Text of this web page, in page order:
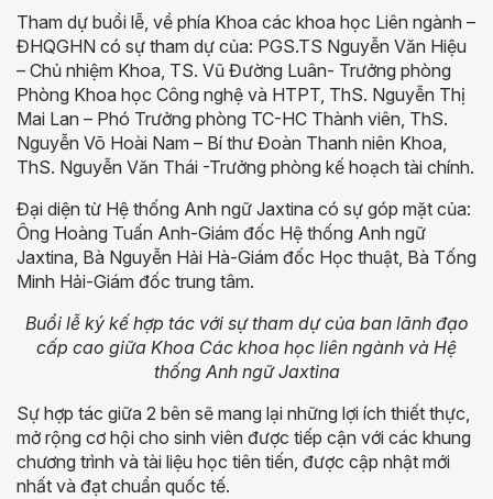
Tham dự buổi lễ, về phía Khoa các khoa học Liên ngành –
ĐHQGHN có sự tham dự của: PGS.TS Nguyễn Văn Hiệu
– Chủ nhiệm Khoa, TS. Vũ Đường Luân- Trưởng phòng
Phòng Khoa học Công nghệ và HTPT, ThS. Nguyễn Thị
Mai Lan – Phó Trưởng phòng TC-HC Thành viên, ThS.
Nguyễn Võ Hoài Nam – Bí thư Đoàn Thanh niên Khoa,
ThS. Nguyễn Văn Thái -Trưởng phòng kế hoạch tài chính.
Đại diện từ Hệ thống Anh ngữ Jaxtina có sự góp mặt của:
Ông Hoàng Tuấn Anh-Giám đốc Hệ thống Anh ngữ
Jaxtina, Bà Nguyễn Hải Hà-Giám đốc Học thuật, Bà Tống
Minh Hải-Giám đốc trung tâm.
Buổi lễ ký kế hợp tác với sự tham dự của ban lãnh đạo
cấp cao giữa Khoa Các khoa học liên ngành và Hệ
thống Anh ngữ Jaxtina
Sự hợp tác giữa 2 bên sẽ mang lại những lợi ích thiết thực,
mở rộng cơ hội cho sinh viên được tiếp cận với các khung
chương trình và tài liệu học tiên tiến, được cập nhật mới
nhất và đạt chuẩn quốc tế.